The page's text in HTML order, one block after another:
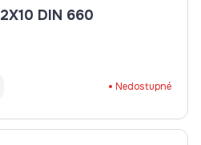
NIT MEDENÝ PGH 2X10 DIN 660
Nedostupné